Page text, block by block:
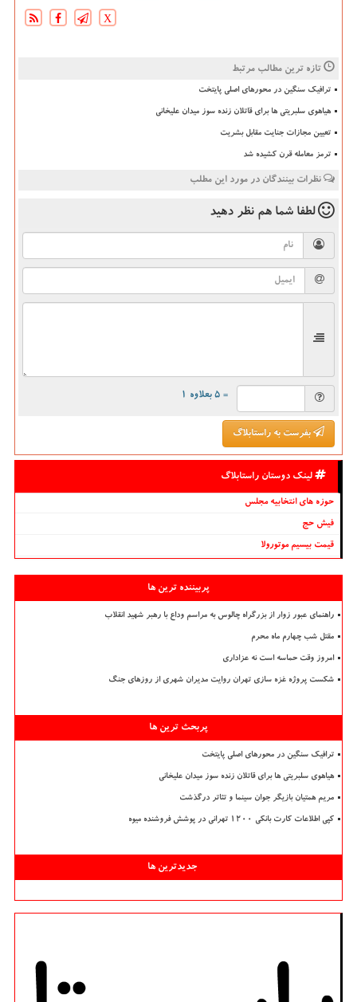
X
تازه ترین مطالب مرتبط
ترافیک سنگین در محورهای اصلی پایتخت
هیاهوی سلبریتی ها برای قاتلان زنده سوز میدان علیخانی
تعیین مجازات جنایت مقابل بشریت
ترمز معامله قرن کشیده شد
نظرات بینندگان در مورد این مطلب
لطفا شما هم نظر دهید
= ۵ بعلاوه ۱
بفرست به راستابلاگ
لینک دوستان راستابلاگ
حوزه های انتخابیه مجلس
فیش حج
قیمت بیسیم موتورولا
پربیننده ترین ها
راهنمای عبور زوار از بزرگراه چالوس به مراسم وداع با رهبر شهید انقلاب
مقتل شب چهارم ماه محرم
امروز وقت حماسه است نه عزاداری
شکست پروژه غزه سازی تهران روایت مدیران شهری از روزهای جنگ
پربحث ترین ها
ترافیک سنگین در محورهای اصلی پایتخت
هیاهوی سلبریتی ها برای قاتلان زنده سوز میدان علیخانی
مریم همتیان بازیگر جوان سینما و تئاتر درگذشت
کپی اطلاعات کارت بانکی ۱۲۰۰ تهرانی در پوشش فروشنده میوه
جدیدترین ها